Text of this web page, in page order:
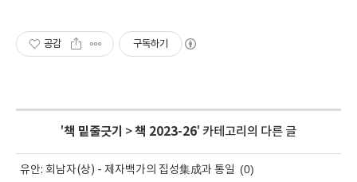
공감 구독하기
'책 밑줄긋기 >책 2023-26' 카테고리의 다른 글
유안: 회남자(상) - 제자백가의 집성集成과 통일 (0)